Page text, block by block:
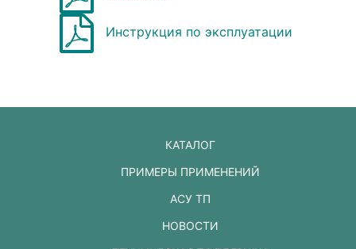
Инструкция по эксплуатации
КАТАЛОГ
ПРИМЕРЫ ПРИМЕНЕНИЙ
АСУ ТП
НОВОСТИ